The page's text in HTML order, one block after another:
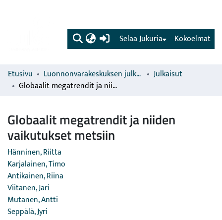
(current) Kokoelmat
Selaa Jukuria
Etusivu Luonnonvarakeskuksen julkaisut
Julkaisut
Globaalit megatrendit ja niiden vaikutukset metsiin
Globaalit megatrendit ja niiden
vaikutukset metsiin
Hänninen, Riitta
Karjalainen, Timo
Antikainen, Riina
Viitanen, Jari
Mutanen, Antti
Seppälä, Jyri